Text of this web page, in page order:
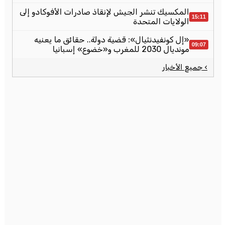
15:11 المكسيك تنشر الجيش لإنقاذ صادرات الأفوكادو إلى
الولايات المتحدة
09:07 «إل كونفيدنثيال»: قضية دولة.. حقائق ما يعنيه
مونديال 2030 للمغرب و«خضوع» إسبانيا
› جميع الأخبار